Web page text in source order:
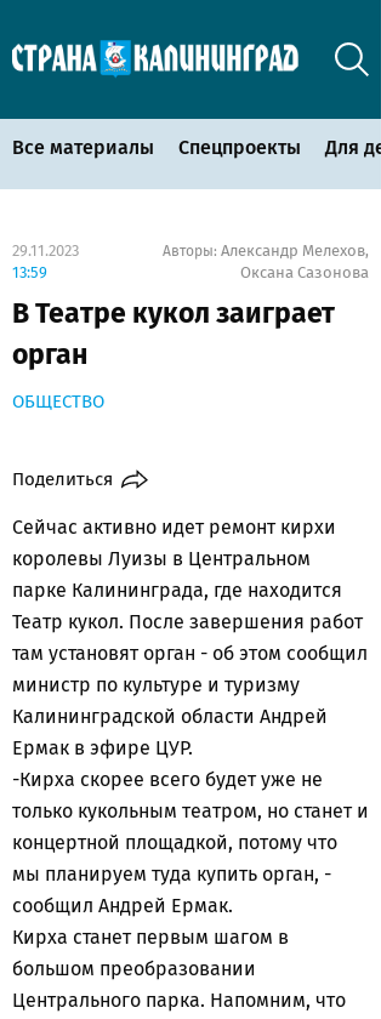
Все материалы Спецпроекты Для
29.11.2023
13:59
Авторы: Александр Мелехов,
Оксана Сазонова
В Театре кукол заиграет
орган
ОБЩЕСТВО
Поделиться
Сейчас активно идет ремонт кирхи
королевы Луизы в Центральном
парке Калининграда, где находится
Театр кукол. После завершения работ
там установят орган - об этом сообщил
министр по культуре и туризму
Калининградской области Андрей
Ермак в эфире ЦУР.
-Кирха скорее всего будет уже не
только кукольным театром, но станет и
концертной площадкой, потому что
мы планируем туда купить орган, -
сообщил Андрей Ермак.
Кирха станет первым шагом в
большом преобразовании
Центрального парка. Напомним, что